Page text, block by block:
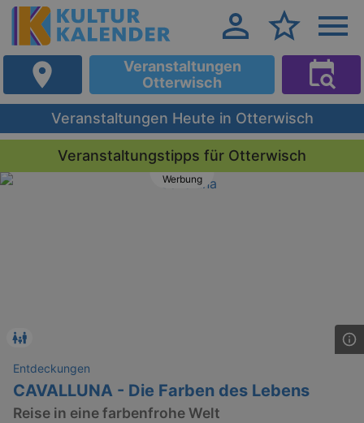
Veranstaltungen
Otterwisch
Veranstaltungen Heute in Otterwisch
Veranstaltungstipps für Otterwisch
Werbung
Entdeckungen
CAVALLUNA - Die Farben des Lebens
Reise in eine farbenfrohe Welt